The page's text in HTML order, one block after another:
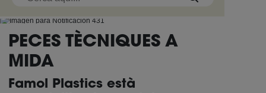
PECES TÈCNIQUES A
MIDA
Famol Plastics està